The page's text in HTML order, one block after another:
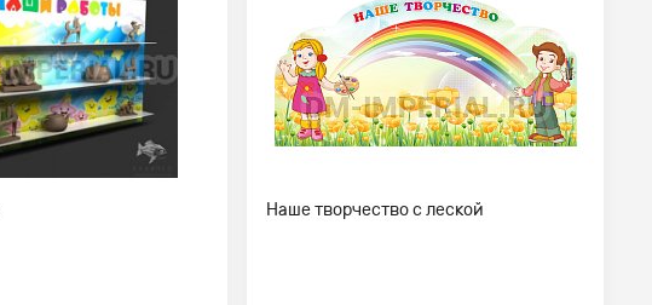
Наше творчество с леской